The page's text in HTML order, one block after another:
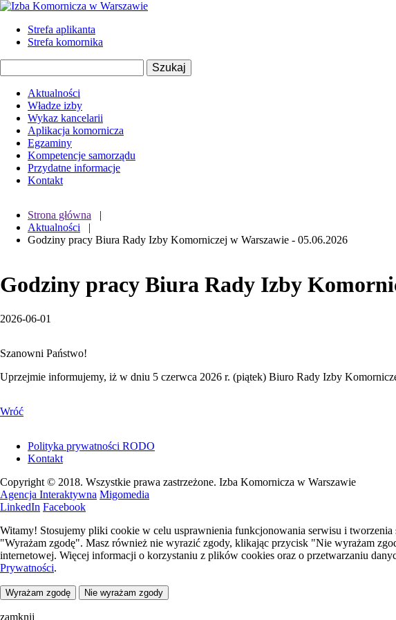
Strefa aplikanta
Strefa komornika
Aktualności
Władze izby
Wykaz kancelarii
Aplikacja komornicza
Egzaminy
Kompetencje samorządu
Przydatne informacje
Kontakt
Strona główna |
Aktualności |
Godziny pracy Biura Rady Izby Komorniczej w Warszawie - 05.06.2026
Godziny pracy Biura Rady Izby
2026-06-01
Szanowni Państwo!
Uprzejmie informujemy, iż w dniu 5 czerwca 2026 r. (piątek) Biuro Rady Izby
Wróć
Polityka prywatności RODO
Kontakt
Copyright © 2018. Wszystkie prawa zastrzeżone. Izba Komornicza w Warszawie
Agencja Interaktywna Migomedia
LinkedIn Facebook
Witamy! Stosujemy pliki cookie w celu usprawnienia funkcjonowania serwisu i
"Wyrażam zgodę". Masz również nie wyrazić zgody, klikając przycisk "Nie wyrażam
internetowej. Więcej informacji o korzystaniu z plików cookies oraz o przetwarzaniu
Prywatności.
Wyrażam zgodę Nie wyrażam zgody
zamknij